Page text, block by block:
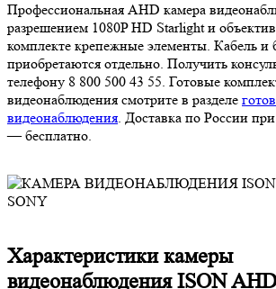
Профессиональная AHD камера
разрешением 1080P HD Starlight и
комплекте крепежные элементы. Кабель и
приобретаются отдельно. Получить
телефону 8 800 500 43 55. Готовые
видеонаблюдения смотрите в разделе
видеонаблюдения . Доставка по России
— бесплатно.
Характеристики камеры
видеонаблюдения ISON